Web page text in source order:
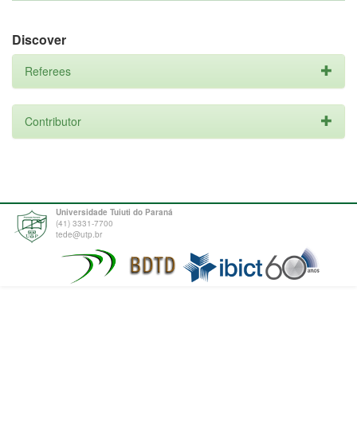
Discover
Referees
Contributor
Universidade Tuiuti do Paraná
(41) 3331-7700
tede@utp.br